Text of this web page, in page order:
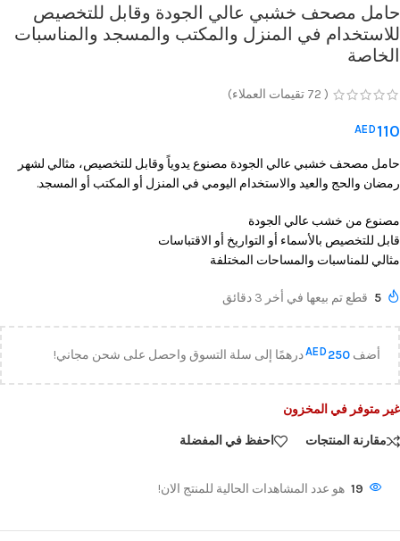
حامل مصحف خشبي عالي الجودة وقابل للتخصيص
للاستخدام في المنزل والمكتب والمسجد والمناسبات
الخاصة
(
72 تقيمات العملاء)
AED 110
حامل مصحف خشبي عالي الجودة مصنوع يدوياً وقابل للتخصيص، مثالي لشهر
رمضان والحج والعيد والاستخدام اليومي في المنزل أو المكتب أو المسجد.
مصنوع من خشب عالي الجودة
قابل للتخصيص بالأسماء أو التواريخ أو الاقتباسات
مثالي للمناسبات والمساحات المختلفة
5 قطع تم بيعها في أخر 3 دقائق
أضف AED 250 درهمًا إلى سلة التسوق واحصل على شحن مجاني!
غير متوفر في المخزون
مقارنة المنتجات احفظ في المفضلة
19 هو عدد المشاهدات الحالية للمنتج الان!